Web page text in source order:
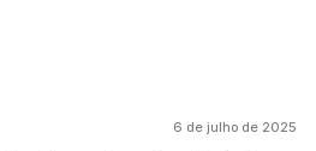
6 de julho de 2025